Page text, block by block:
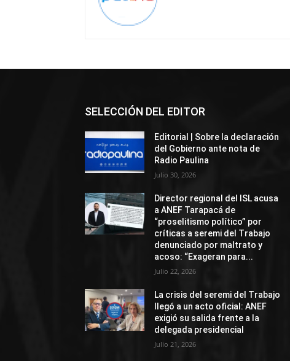
SELECCIÓN DEL EDITOR
Editorial | Sobre la declaración
del Gobierno ante nota de
Radio Paulina
Julio 30, 2026
Director regional del ISL acusa
a ANEF Tarapacá de
“proselitismo político” por
críticas a seremi del Trabajo
denunciado por maltrato y
acoso: “Exageran para...
Julio 22, 2026
La crisis del seremi del Trabajo
llegó a un acto oficial: ANEF
exigió su salida frente a la
delegada presidencial
Julio 21, 2026